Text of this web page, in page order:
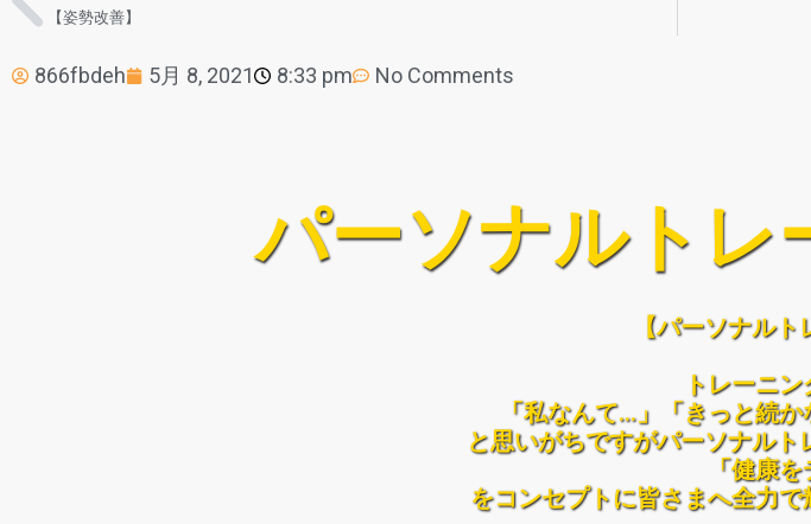
【姿勢改善】
866fbdeh 5月 8, 2021 8:33 pm No Comments
パーソナルト
【パーソナルト
トレーニ
「私なんて…」「きっと続
と思いがちですがパーソナル
「健康
をコンセプトに皆さまへ全力で